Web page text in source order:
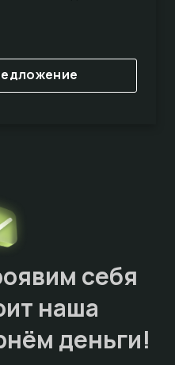
себя
наша
деньги!